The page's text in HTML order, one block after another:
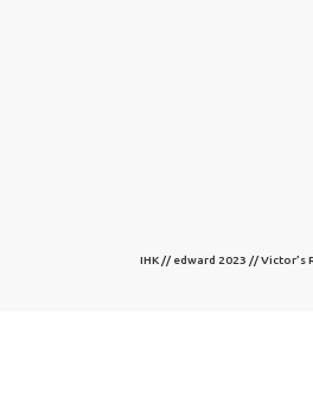
IHK // edward 2023 // Victor’s